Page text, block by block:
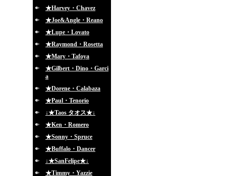
★Harvey・Chavez
★Joe&Angle・Reano
★Lupe・Lovato
★Raymond・Rosetta
★Mary・Tafoya
★Gilbert・Dino・Garci
a
★Dorene・Calabaza
★Paul・Tenorio
↓★Taos タオス★↓
★Ken・Romero
★Sonny・Spruce
★Buffalo・Dancer
↓★SanFelipe★↓
★Timmy・Yazzie